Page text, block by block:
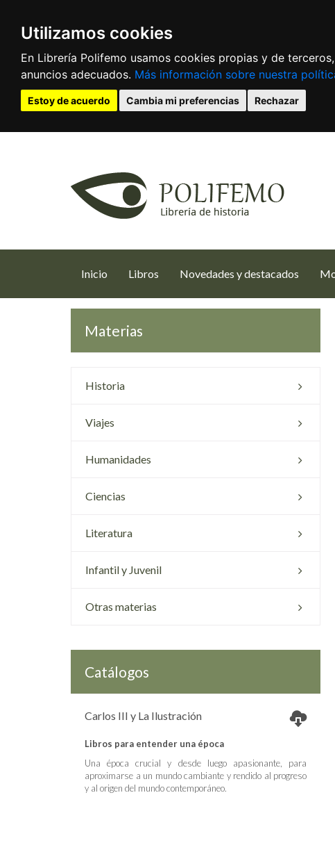
Utilizamos cookies
En Librería Polifemo usamos cookies propias y de
anuncios adecuados. Más información sobre nuestra
Estoy de acuerdo Cambia mi preferencias Rechazar
Inicio (current)
Libros Novedades y destacados
Materias
Historia
Viajes
Humanidades
Ciencias
Literatura
Infantil y Juvenil
Otras materias
Catálogos
Carlos III y La Ilustración
Libros para entender una época
Una época crucial y desde luego apasionante, para
aproximarse a un mundo cambiante y rendido al progreso
y al origen del mundo contemporáneo.